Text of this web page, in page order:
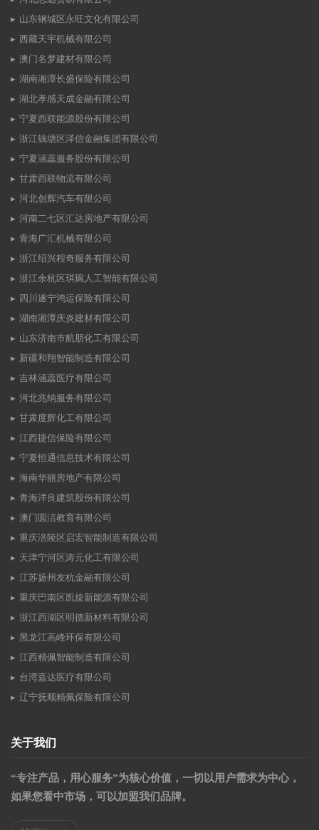
山东钢城区永旺文化有限公司
西藏天宇机械有限公司
澳门名梦建材有限公司
湖南湘潭长盛保险有限公司
湖北孝感天成金融有限公司
宁夏西联能源股份有限公司
浙江钱塘区泽信金融集团有限公司
宁夏涵蕊服务股份有限公司
甘肃西联物流有限公司
河北创辉汽车有限公司
河南二七区汇达房地产有限公司
青海广汇机械有限公司
浙江绍兴程奇服务有限公司
浙江余杭区琪琬人工智能有限公司
四川遂宁鸿运保险有限公司
湖南湘潭庆炎建材有限公司
山东济南市航朋化工有限公司
新疆和翔智能制造有限公司
吉林涵蕊医疗有限公司
河北兆纳服务有限公司
甘肃度辉化工有限公司
江西捷信保险有限公司
宁夏恒通信息技术有限公司
海南华丽房地产有限公司
青海洋良建筑股份有限公司
澳门圆洁教育有限公司
重庆涪陵区启宏智能制造有限公司
天津宁河区涛元化工有限公司
江苏扬州友杭金融有限公司
重庆巴南区凯旋新能源有限公司
浙江西湖区明德新材料有限公司
黑龙江高峰环保有限公司
江西精佩智能制造有限公司
台湾嘉达医疗有限公司
辽宁抚顺精佩保险有限公司
关于我们
“专注产品，用心服务”为核心价值，一切以用户需求为中心，
如果您看中市场，可以加盟我们品牌。